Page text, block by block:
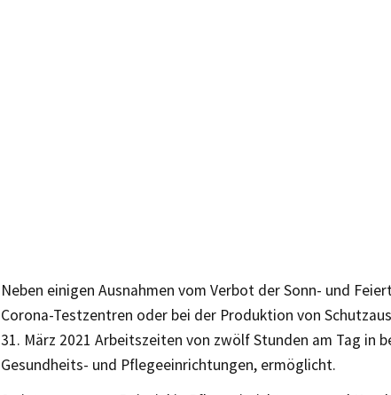
Neben einigen Ausnahmen vom Verbot der Sonn- und
Corona-Testzentren oder bei der Produktion von
31. März 2021 Arbeitszeiten von zwölf Stunden am Tag in
Gesundheits- und Pflegeeinrichtungen, ermöglicht.